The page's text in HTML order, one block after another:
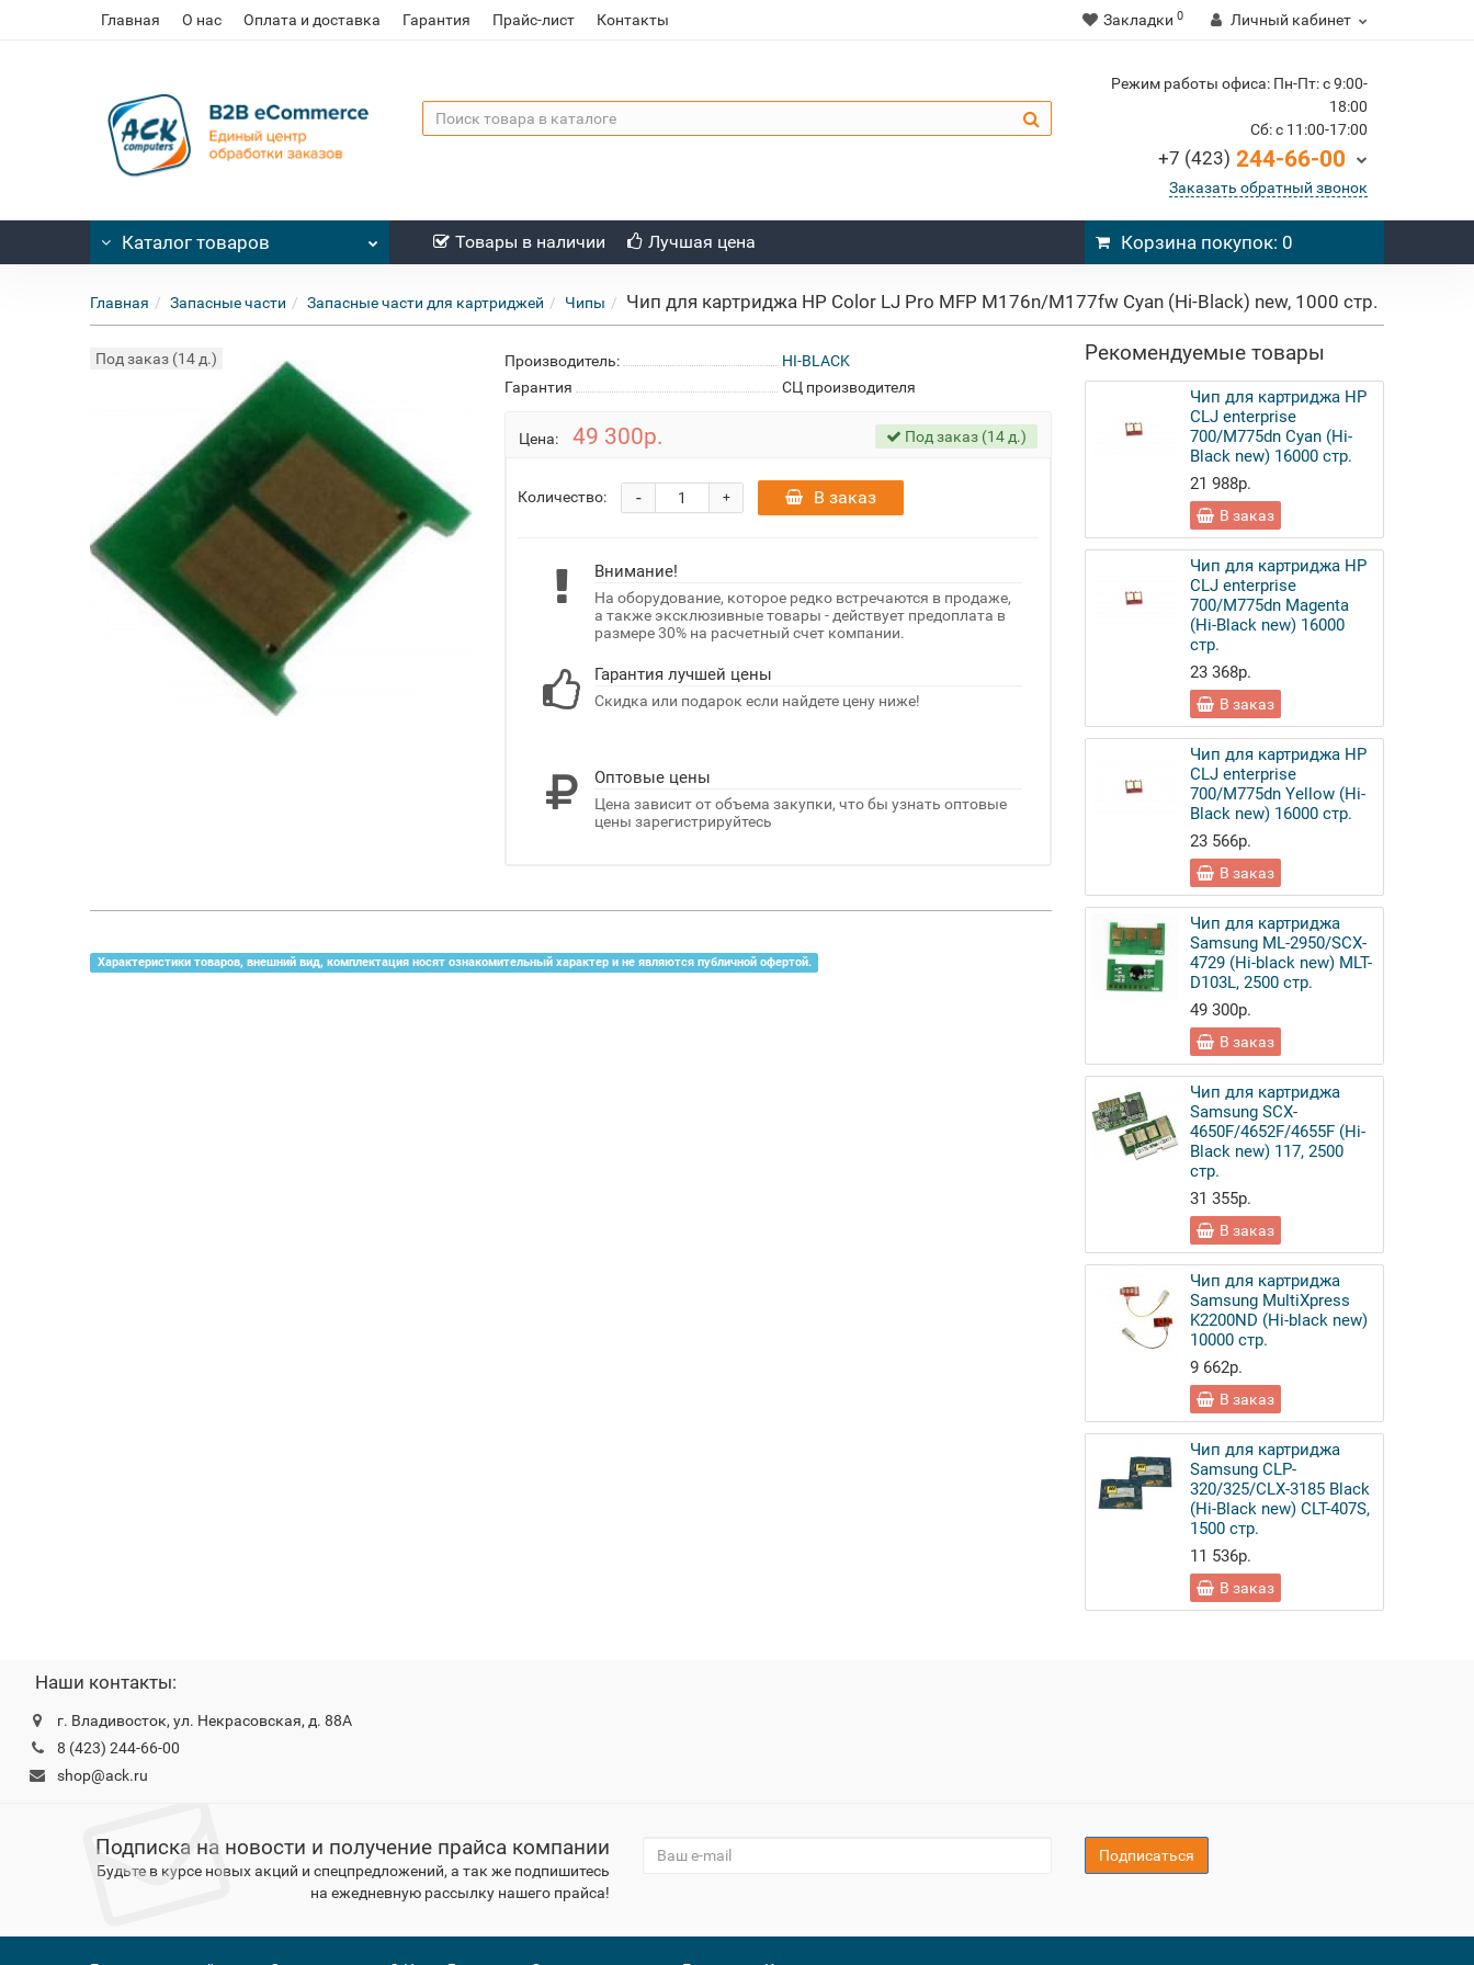
Главная О нас Оплата и доставка Гарантия Прайс-лист Контакты Закладки 0 Личный кабинет
Режим работы офиса: Пн-Пт: c 9:00-
18:00
Cб: c 11:00-17:00
+7 (423) 244-66-00
Заказать обратный звонок
Каталог товаров Товары в наличии Лучшая цена Корзина покупок: 0
Главная Запасные части Запасные части для картриджей Чипы Чип для картриджа HP Color LJ Pro MFP M176n/M177fw Cyan (Hi-Black) new, 1000 стр.
Под заказ (14 д.) Производитель:
HI-BLACK
Гарантия
СЦ производителя
Цена: 49 300р. Под заказ (14 д.)
Количество: +
- В заказ
Внимание!
На оборудование, которое редко встречаются в продаже,
а также эксклюзивные товары - действует предоплата в
размере 30% на расчетный счет компании.
Гарантия лучшей цены
Скидка или подарок если найдете цену ниже!
Оптовые цены
Цена зависит от объема закупки, что бы узнать оптовые
цены зарегистрируйтесь
Характеристики товаров, внешний вид, комплектация носят ознакомительный характер и не являются публичной офертой.
Рекомендуемые товары
Чип для картриджа HP
CLJ enterprise
700/M775dn Cyan (Hi-
Black new) 16000 стр.
21 988р.
В заказ
Чип для картриджа HP
CLJ enterprise
700/M775dn Magenta
(Hi-Black new) 16000
стр.
23 368р.
В заказ
Чип для картриджа HP
CLJ enterprise
700/M775dn Yellow (Hi-
Black new) 16000 стр.
23 566р.
В заказ
Чип для картриджа
Samsung ML-2950/SCX-
4729 (Hi-black new) MLT-
D103L, 2500 стр.
49 300р.
В заказ
Чип для картриджа
Samsung SCX-
4650F/4652F/4655F (Hi-
Black new) 117, 2500
стр.
31 355р.
В заказ
Чип для картриджа
Samsung MultiXpress
K2200ND (Hi-black new)
10000 стр.
9 662р.
В заказ
Чип для картриджа
Samsung CLP-
320/325/CLX-3185 Black
(Hi-Black new) CLT-407S,
1500 стр.
11 536р.
В заказ
Наши контакты:
г. Владивосток, ул. Некрасовская, д. 88А
8 (423) 244-66-00
shop@ack.ru
Подписка на новости и получение прайса компании
Будьте в курсе новых акций и спецпредложений, а так же подпишитесь
на ежедневную рассылку нашего прайса!
Подписаться